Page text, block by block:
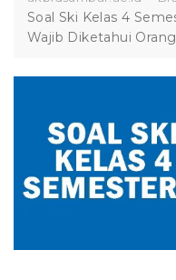
Soal Ski Kelas 4
Wajib Diketahui